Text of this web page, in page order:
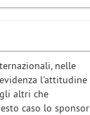
nelle
l'attitudine
altri che
caso lo sponsor